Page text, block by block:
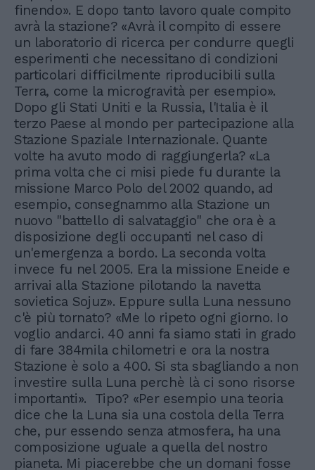
finendo». E dopo tanto lavoro quale compito
avrà la stazione? «Avrà il compito di essere
un laboratorio di ricerca per condurre quegli
esperimenti che necessitano di condizioni
particolari difficilmente riproducibili sulla
Terra, come la microgravità per esempio».
Dopo gli Stati Uniti e la Russia, l'Italia è il
terzo Paese al mondo per partecipazione alla
Stazione Spaziale Internazionale. Quante
volte ha avuto modo di raggiungerla? «La
prima volta che ci misi piede fu durante la
missione Marco Polo del 2002 quando, ad
esempio, consegnammo alla Stazione un
nuovo "battello di salvataggio" che ora è a
disposizione degli occupanti nel caso di
un'emergenza a bordo. La seconda volta
invece fu nel 2005. Era la missione Eneide e
arrivai alla Stazione pilotando la navetta
sovietica Sojuz». Eppure sulla Luna nessuno
c'è più tornato? «Me lo ripeto ogni giorno. Io
voglio andarci. 40 anni fa siamo stati in grado
di fare 384mila chilometri e ora la nostra
Stazione è solo a 400. Si sta sbagliando a non
investire sulla Luna perchè là ci sono risorse
importanti». Tipo? «Per esempio una teoria
dice che la Luna sia una costola della Terra
che, pur essendo senza atmosfera, ha una
composizione uguale a quella del nostro
pianeta. Mi piacerebbe che un domani fosse